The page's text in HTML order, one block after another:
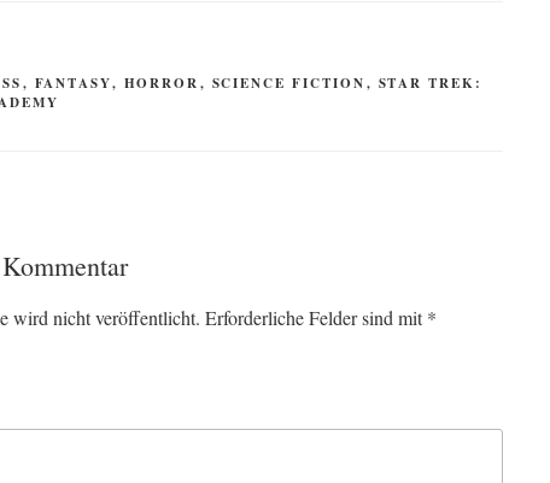
, FANTASY, HORROR, SCIENCE FICTION, STAR TREK:
wird nicht veröffentlicht. Erforderliche Felder sind mit*